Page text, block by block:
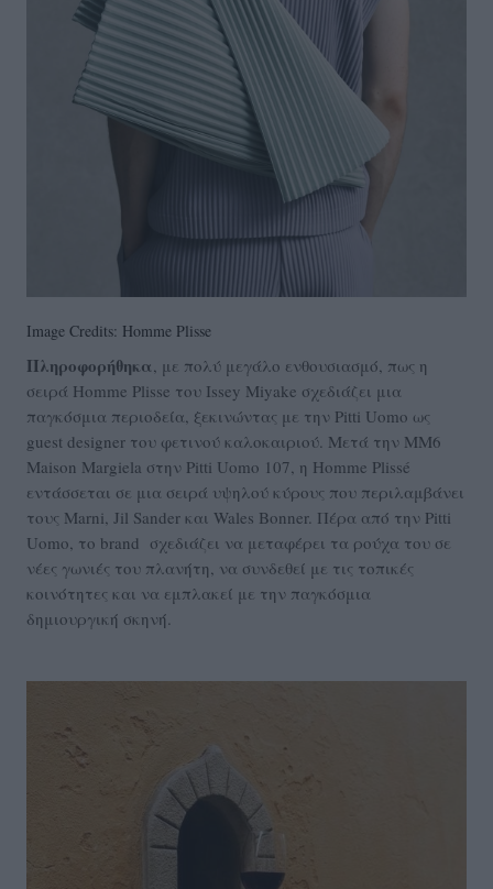
Image Credits: Homme Plisse
Πληροφορήθηκα, με πολύ μεγάλο ενθουσιασμό, πως η
σειρά Homme Plisse του Issey Miyake σχεδιάζει μια
παγκόσμια περιοδεία, ξεκινώντας με την Pitti Uomo ως
guest designer του φετινού καλοκαιριού. Μετά την MM6
Maison Margiela στην Pitti Uomo 107, η Homme Plissé
εντάσσεται σε μια σειρά υψηλού κύρους που περιλαμβάνει
τους Marni, Jil Sander και Wales Bonner. Πέρα από την Pitti
Uomo, το brand σχεδιάζει να μεταφέρει τα ρούχα του σε
νέες γωνιές του πλανήτη, να συνδεθεί με τις τοπικές
κοινότητες και να εμπλακεί με την παγκόσμια
δημιουργική σκηνή.